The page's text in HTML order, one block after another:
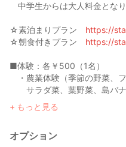
中学生からは大人料金となり
☆素泊まりプラン https://
☆朝食付きプラン https://
■体験：各￥500（1名）
・農業体験（季節の野菜、フ
サラダ菜、葉野菜、島バナ
赤きゅうり、パッションフ
・島とうがらしビン詰め体験
■カラオケ：使用料￥1000（
もっと見る
オプション